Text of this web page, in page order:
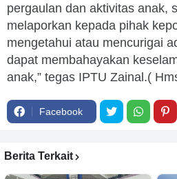
pergaulan dan aktivitas anak,
melaporkan kepada pihak
mengetahui atau mencurigai
dapat membahayakan
anak,” tegas IPTU Zainal.(
Facebook
Berita Terkait